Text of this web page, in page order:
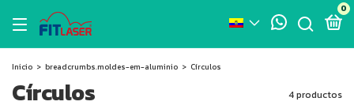
0
Inicio > breadcrumbs.moldes-em-aluminio > Círculos
Círculos 4 productos